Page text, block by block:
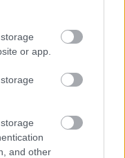
or app.
and other